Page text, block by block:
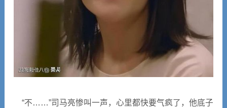
“不……”司马亮惨叫一声，心里都快要气疯了，他底子